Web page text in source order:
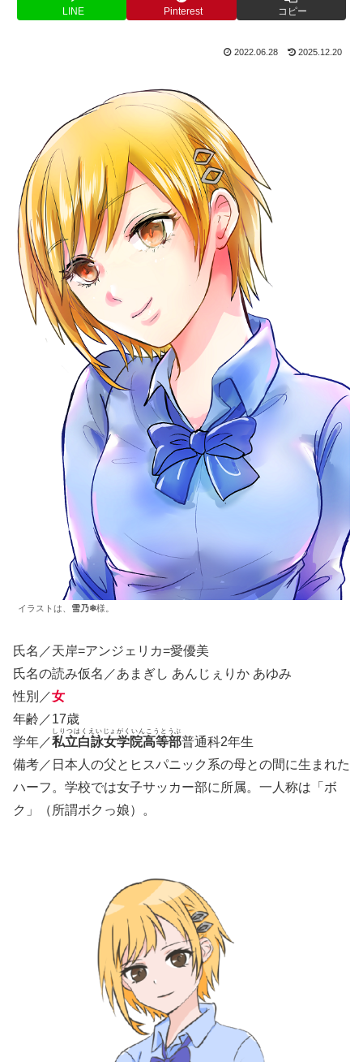
LINE Pinterest コピー
2022.06.28 2025.12.20
イラストは、 雪乃❄様。
氏名／天岸=アンジェリカ=愛優美
氏名の読み仮名／あまぎし あんじぇりか あゆみ
性別／女
年齢／17歳
学年／私立白詠女学院高等部
しりつはくえいじょがくいんこうとうぶ
普通科2年生
備考／日本人の父とヒスパニック系の母との間に生まれた
ハーフ。学校では女子サッカー部に所属。一人称は「ボ
ク」（所謂ボクっ娘）。